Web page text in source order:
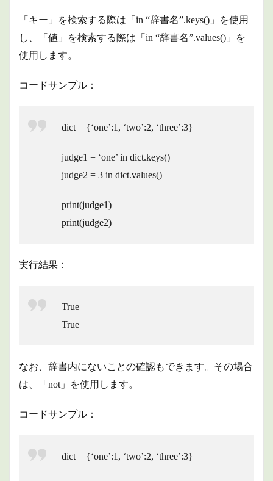
「キー」を検索する際は「in “辞書名”.keys()」を使用
し、「値」を検索する際は「in “辞書名”.values()」を
使用します。
コードサンプル：
dict = {‘one’:1, ‘two’:2, ‘three’:3}
judge1 = ‘one’ in dict.keys()
judge2 = 3 in dict.values()
print(judge1)
print(judge2)
実行結果：
True
True
なお、辞書内にないことの確認もできます。その場合
は、「not」を使用します。
コードサンプル：
dict = {‘one’:1, ‘two’:2, ‘three’:3}